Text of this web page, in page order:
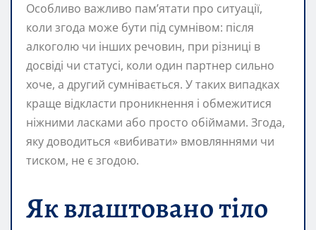
Особливо важливо пам’ятати про ситуації,
коли згода може бути під сумнівом: після
алкоголю чи інших речовин, при різниці в
досвіді чи статусі, коли один партнер сильно
хоче, а другий сумнівається. У таких випадках
краще відкласти проникнення і обмежитися
ніжними ласками або просто обіймами. Згода,
яку доводиться «вибивати» вмовляннями чи
тиском, не є згодою.
Як влаштовано тіло